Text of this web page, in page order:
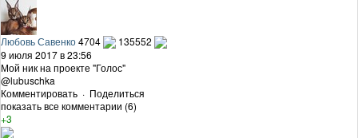
Любовь Савенко4704
135552
9 июля 2017 в 23:56
Мой ник на проекте "Голос"
@lubuschka
Комментировать · Поделиться
показать все комментарии (6)
+3